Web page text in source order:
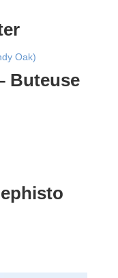
Buteuse